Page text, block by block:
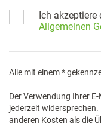
Ich akzeptiere
Allgemeinen
Alle mit einem *
Der Verwendung Ihrer
jederzeit
anderen Kosten als die